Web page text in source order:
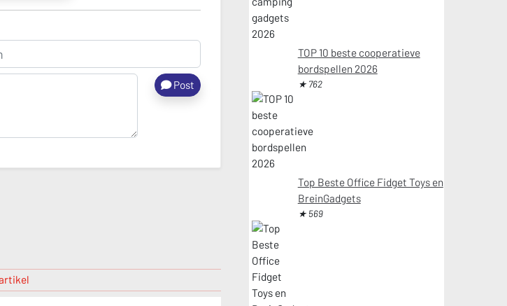
Post
TOP 10 beste cooperatieve
bordspellen 2026
★ 762
Top Beste Office Fidget Toys en
BreinGadgets
★ 569